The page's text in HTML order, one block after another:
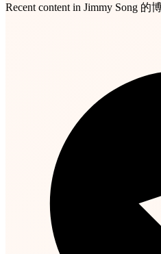
Recent content in Jimmy Song 的